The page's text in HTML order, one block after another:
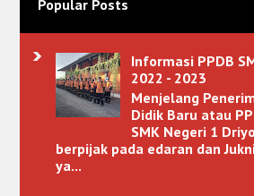
Popular Posts
Informasi PPDB
2022 - 2023
Menjelang
Didik Baru atau
SMK Negeri 1
berpijak pada edaran dan
ya...